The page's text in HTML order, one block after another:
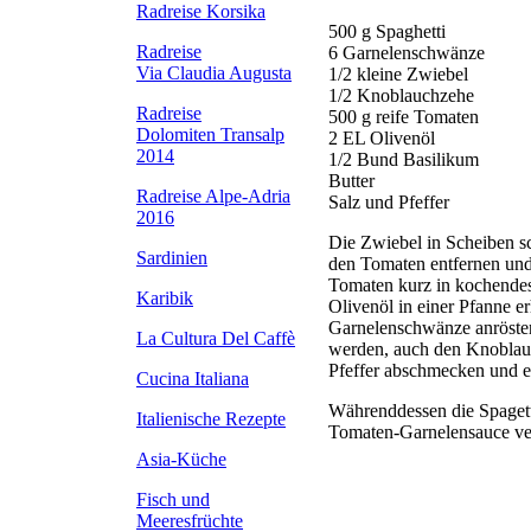
Radreise Korsika
Radreise
Via Claudia Augusta
Radreise
Dolomiten Transalp
2014
Radreise Alpe-Adria
2016
Sardinien
Karibik
La Cultura Del Caffè
Cucina Italiana
Italienische Rezepte
Asia-Küche
Fisch und
Meeresfrüchte
500 g Spaghetti
6 Garnelenschwänze
1/2 kleine Zwiebel
1/2 Knoblauchzehe
500 g reife Tomaten
2 EL Olivenöl
1/2 Bund Basilikum
Butter
Salz und Pfeffer
Die Zwiebel in Scheiben
den Tomaten entfernen
Tomaten kurz in
Olivenöl in einer Pfanne
Garnelenschwänze
werden, auch den
Pfeffer abschmecken und
Währenddessen die
Tomaten-Garnelensauce